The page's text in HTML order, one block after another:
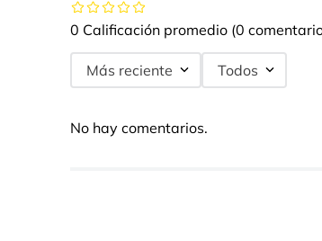
0 Calificación promedio (0
Más reciente Todos
No hay comentarios.